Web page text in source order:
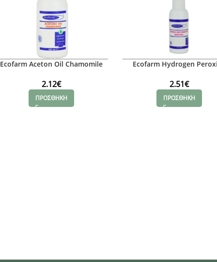
Ecofarm Aceton Oil Chamomile
Χαμομηλιού 100ml
2.12€
ΠΡΟΣΘΗΚΗ
Ecofarm Hydrogen
2.51€
ΠΡΟΣΘΗΚΗ